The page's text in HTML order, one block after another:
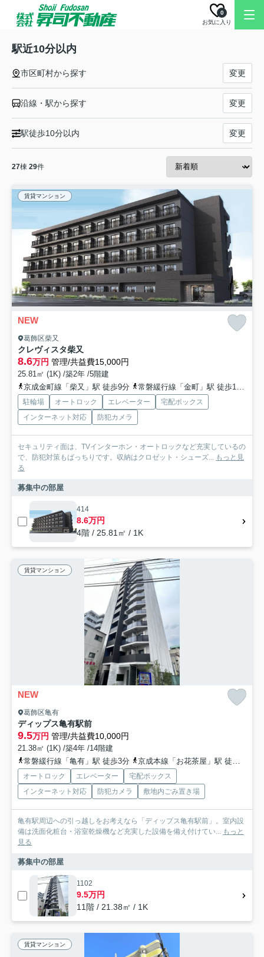
お気に入り
0
駅近10分以内
市区町村から探す 変更
沿線・駅から探す 変更
駅徒歩10分以内 変更
27棟 29件
賃貸マンション
NEW
葛飾区柴又
クレヴィスタ柴又
8.6万円 管理/共益費15,000円
25.81㎡ (1K) /築2年 /5階建
京成金町線「柴又」駅 徒歩9分
常磐緩行線「金町」駅 徒歩11分
駐輪場 オートロック エレベーター
宅配ボックス
インターネット対応
防犯カメラ
セキュリティ面は、TVインターホン・オートロックなど充実しているの
で、防犯対策もばっちりです。収納はクロゼット・シューズ... もっと見
る
募集中の部屋
414
8.6万円
4階 / 25.81㎡ / 1K
賃貸マンション
NEW
葛飾区亀有
ディップス亀有駅前
9.5万円 管理/共益費10,000円
21.38㎡ (1K) /築4年 /14階建
常磐緩行線「亀有」駅 徒歩3分
京成本線「お花茶屋」駅 徒歩27分
オートロック エレベーター
宅配ボックス
インターネット対応
防犯カメラ 敷地内ごみ置き場
亀有駅周辺への引っ越しをお考えなら「ディップス亀有駅前」。室内設
備は洗面化粧台・浴室乾燥機など充実した設備を備え付けてい... もっと
見る
募集中の部屋
1102
9.5万円
11階 / 21.38㎡ / 1K
賃貸マンション